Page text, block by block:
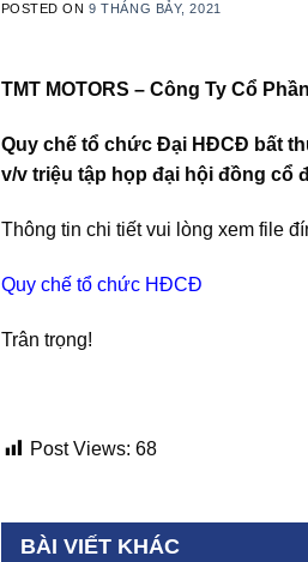
POSTED ON9 THÁNG BẢY, 2021
TMT MOTORS – Công Ty Cổ
Quy chế tổ chức Đại HĐCĐ bất
v/v triệu tập họp đại hội đồng cổ
Thông tin chi tiết vui lòng xem file
Quy chế tổ chức HĐCĐ
Trân trọng!
Post Views: 68
BÀI VIẾT KHÁC